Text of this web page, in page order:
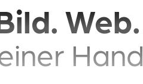
Webdesign &
Web.